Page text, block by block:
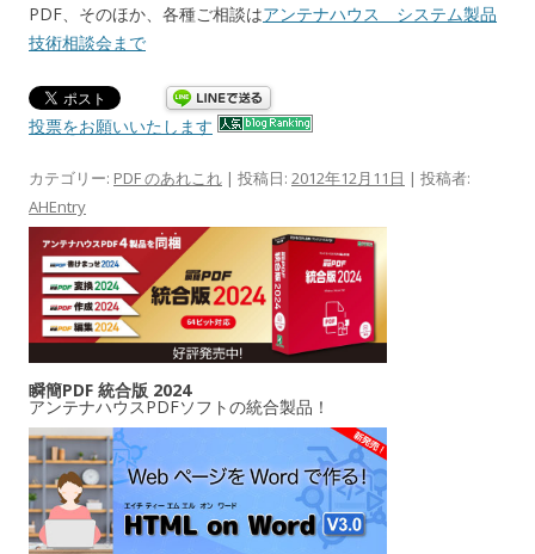
PDF、そのほか、各種ご相談はアンテナハウス システム製品
技術相談会まで
投票をお願いいたします
カテゴリー: PDF のあれこれ | 投稿日: 2012年12月11日 | 投稿者:
AHEntry
瞬簡PDF 統合版 2024
アンテナハウスPDFソフトの統合製品！